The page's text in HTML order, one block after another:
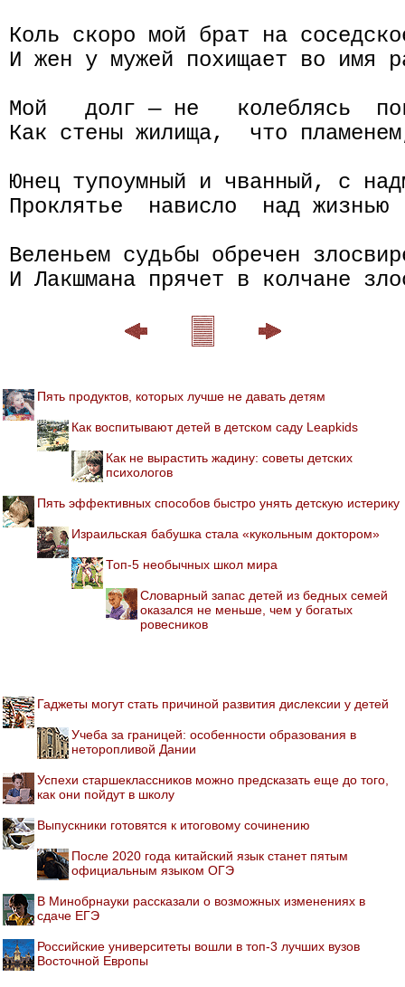
Коль скоро мой брат на
И жен у мужей похищает во имя
Мой   долг — не   колеблясь
Как стены жилища,  что
Юнец тупоумный и чванный, с
Проклятье  нависло  над
Веленьем судьбы обречен
Пять продуктов, которых лучше не давать детям
Как воспитывают детей в детском саду Leapkids
Как не вырастить жадину: советы детских
психологов
Пять эффективных способов быстро унять детскую истерику
Израильская бабушка стала «кукольным доктором»
Топ-5 необычных школ мира
Словарный запас детей из бедных семей
оказался не меньше, чем у богатых
ровесников
Гаджеты могут стать причиной развития дислексии у детей
Учеба за границей: особенности образования в
неторопливой Дании
Успехи старшеклассников можно предсказать еще до того,
как они пойдут в школу
Выпускники готовятся к итоговому сочинению
После 2020 года китайский язык станет пятым
официальным языком ОГЭ
В Минобрнауки рассказали о возможных изменениях в
сдаче ЕГЭ
Российские университеты вошли в топ-3 лучших вузов
Восточной Европы